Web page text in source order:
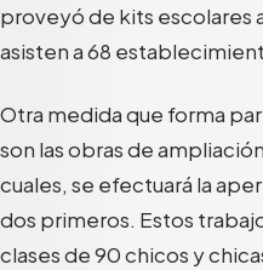
proveyó de kits escolares
asisten a 68
Otra medida que forma
son las obras de
cuales, se efectuará la
dos primeros. Estos
clases de 90 chicos y